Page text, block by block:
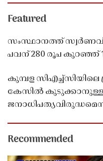
Featured
സംസ്ഥാനത്ത്
പവന് 280 രൂപ കുറഞ്ഞ്
കുമ്പള സിഎച്ച്സിയിലെ
കേസിൽ കുടുക്കാനുള്ള
Recommended